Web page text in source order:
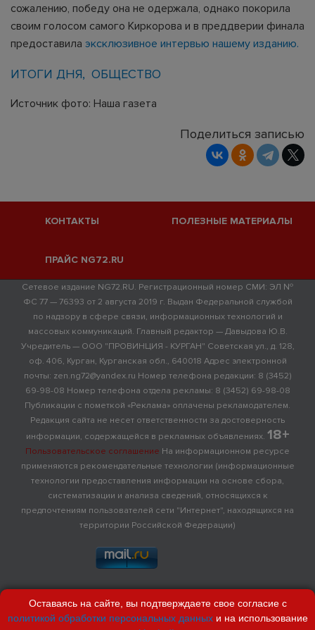
сожалению, победу она не одержала, однако покорила
своим голосом самого Киркорова и в преддверии финала
предоставила эксклюзивное интервью нашему изданию.
ИТОГИ ДНЯ ОБЩЕСТВО
Источник фото: Наша газета
Поделиться записью
КОНТАКТЫ ПОЛЕЗНЫЕ МАТЕРИАЛЫ
ПРАЙС NG72.RU
Сетевое издание NG72.RU. Регистрационный номер СМИ: ЭЛ №
ФС 77 — 76393 от 2 августа 2019 г. Выдан Федеральной службой
по надзору в сфере связи, информационных технологий и
массовых коммуникаций. Главный редактор — Давыдова Ю.В.
Учредитель — ООО "ПРОВИНЦИЯ - КУРГАН" Советская ул., д. 128,
оф. 406, Курган, Курганская обл., 640018 Адрес электронной
почты: zen.ng72@yandex.ru Номер телефона редакции: 8 (3452)
69-98-08 Номер телефона отдела рекламы: 8 (3452) 69-98-08
Публикации с пометкой «Реклама» оплачены рекламодателем.
Редакция сайта не несет ответственности за достоверность
информации, содержащейся в рекламных объявлениях. 18+
Пользовательское соглашение На информационном ресурсе
применяются рекомендательные технологии (информационные
технологии предоставления информации на основе сбора,
систематизации и анализа сведений, относящихся к
предпочтениям пользователей сети "Интернет", находящихся на
территории Российской Федерации)
Оставаясь на сайте, вы подтверждаете свое согласие с
политикой обработки персональных данныхи на использование